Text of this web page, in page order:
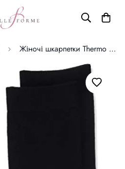
Жіночі шкарпетки Thermo DIM